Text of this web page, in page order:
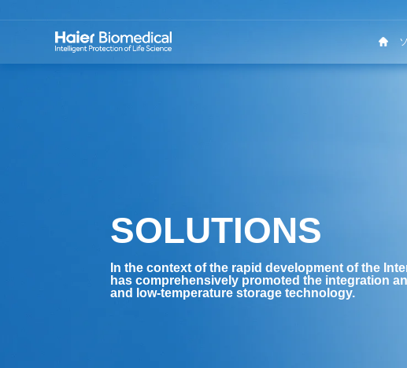
SOLUTIONS
In the context of the rapid development of the
has comprehensively promoted the integration
and low-temperature storage technology.